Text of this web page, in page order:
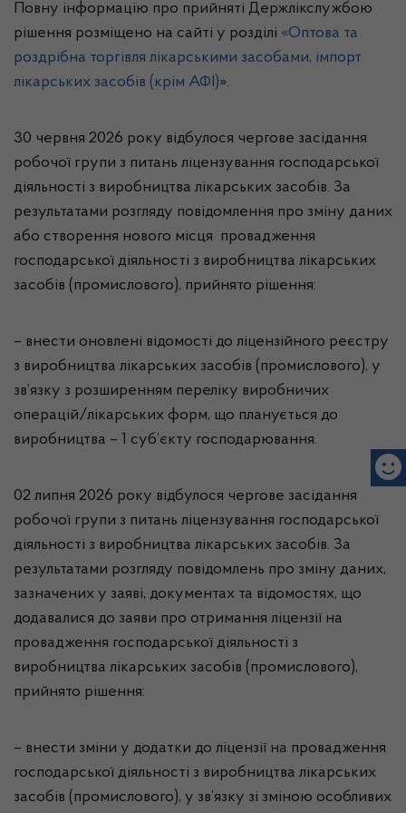
Повну інформацію про прийняті Держлікслужбою
рішення розміщено на сайті у розділі «Оптова та
роздрібна торгівля лікарськими засобами, імпорт
лікарських засобів (крім АФІ)».
30 червня 2026 року відбулося чергове засідання
робочої групи з питань ліцензування господарської
діяльності з виробництва лікарських засобів. За
результатами розгляду повідомлення про зміну даних
або створення нового місця провадження
господарської діяльності з виробництва лікарських
засобів (промислового), прийнято рішення:
– внести оновлені відомості до ліцензійного реєстру
з виробництва лікарських засобів (промислового), у
зв’язку з розширенням переліку виробничих
операцій/лікарських форм, що планується до
виробництва – 1 суб’єкту господарювання.
02 липня 2026 року відбулося чергове засідання
робочої групи з питань ліцензування господарської
діяльності з виробництва лікарських засобів. За
результатами розгляду повідомлень про зміну даних,
зазначених у заяві, документах та відомостях, що
додавалися до заяви про отримання ліцензії на
провадження господарської діяльності з
виробництва лікарських засобів (промислового),
прийнято рішення:
– внести зміни у додатки до ліцензії на провадження
господарської діяльності з виробництва лікарських
засобів (промислового), у зв’язку зі зміною особливих